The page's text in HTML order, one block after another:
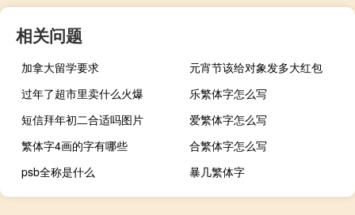
相关问题
加拿大留学要求
元宵节该给对象发多大红包
过年了超市里卖什么火爆
乐繁体字怎么写
短信拜年初二合适吗图片
爱繁体字怎么写
繁体字4画的字有哪些
合繁体字怎么写
psb全称是什么
暴几繁体字